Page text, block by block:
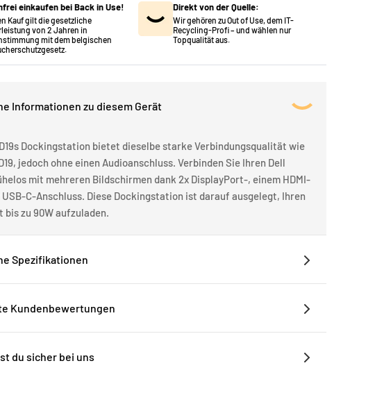
einkaufen bei Back in Use!
Kauf gilt die gesetzliche
von 2 Jahren in
mit dem belgischen
Direkt von der Quelle:
Wir gehören zu Out of Use, dem IT-
Recycling-Profi – und wählen nur
Topqualität aus.
Informationen zu diesem Gerät
Dockingstation bietet dieselbe starke Verbindungsqualität wie
jedoch ohne einen Audioanschluss. Verbinden Sie Ihren Dell
mit mehreren Bildschirmen dank 2x DisplayPort-, einem HDMI-
USB-C-Anschluss. Diese Dockingstation ist darauf ausgelegt, Ihren
bis zu 90W aufzuladen.
Spezifikationen
Kundenbewertungen
du sicher bei uns